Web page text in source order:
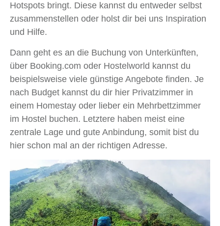
Hotspots bringt. Diese kannst du entweder selbst
zusammenstellen oder holst dir bei uns Inspiration
und Hilfe.
Dann geht es an die Buchung von Unterkünften,
über Booking.com oder Hostelworld kannst du
beispielsweise viele günstige Angebote finden. Je
nach Budget kannst du dir hier Privatzimmer in
einem Homestay oder lieber ein Mehrbettzimmer
im Hostel buchen. Letztere haben meist eine
zentrale Lage und gute Anbindung, somit bist du
hier schon mal an der richtigen Adresse.